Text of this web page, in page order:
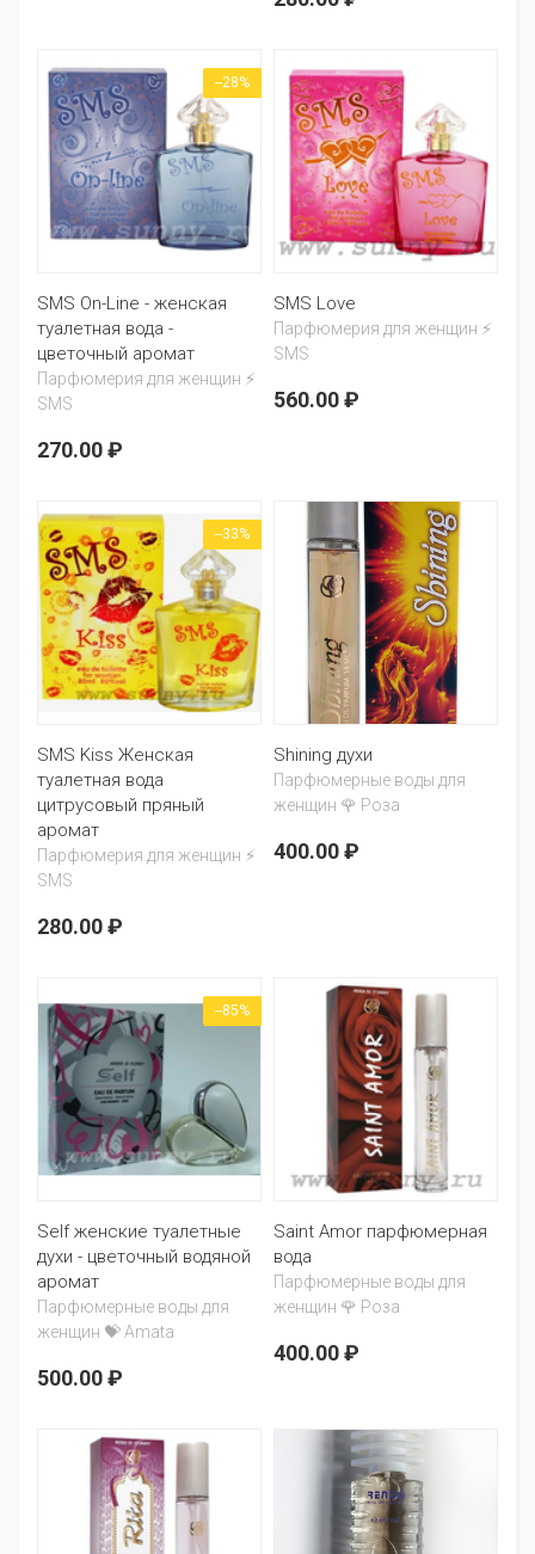
--28%
SMS On-Line - женская
туалетная вода -
цветочный аромат
Парфюмерия для женщин ⚡
SMS
270.00 ₽
SMS Love
Парфюмерия для женщин ⚡
SMS
560.00 ₽
--33%
SMS Kiss Женская
туалетная вода
цитрусовый пряный
аромат
Парфюмерия для женщин ⚡
SMS
280.00 ₽
Shining духи
Парфюмерные воды для
женщин 🌹 Роза
400.00 ₽
--85%
Self женские туалетные
духи - цветочный водяной
аромат
Парфюмерные воды для
женщин 💝 Amata
500.00 ₽
Saint Amor парфюмерная
вода
Парфюмерные воды для
женщин 🌹 Роза
400.00 ₽